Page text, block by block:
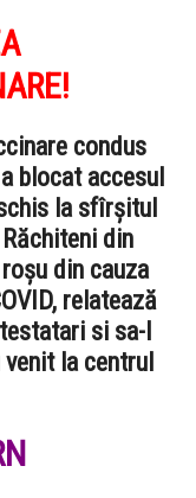
condus
blocat accesul
la sfîrșitul
din
din cauza
relatează
si sa-I
la centrul